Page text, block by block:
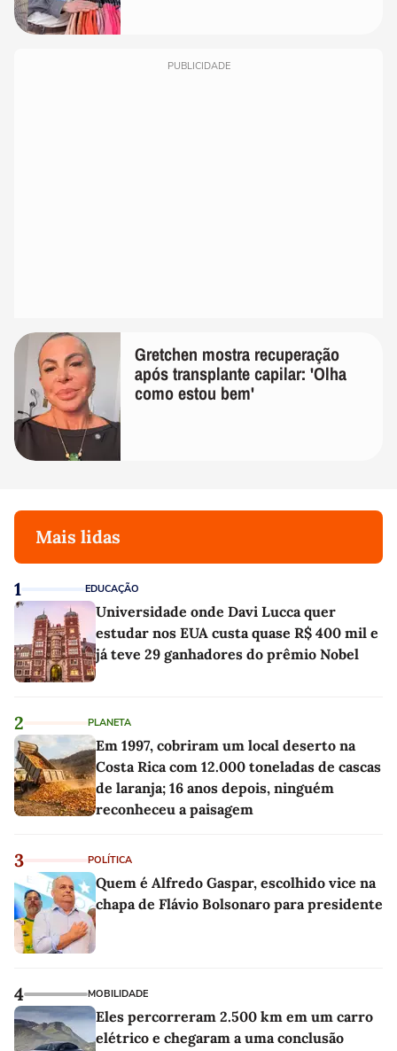
PUBLICIDADE
Gretchen mostra recuperação
após transplante capilar: 'Olha
como estou bem'
Mais lidas
1 EDUCAÇÃO
Universidade onde Davi Lucca quer
estudar nos EUA custa quase R$ 400 mil e
já teve 29 ganhadores do prêmio Nobel
2 PLANETA
Em 1997, cobriram um local deserto na
Costa Rica com 12.000 toneladas de cascas
de laranja; 16 anos depois, ninguém
reconheceu a paisagem
3 POLÍTICA
Quem é Alfredo Gaspar, escolhido vice na
chapa de Flávio Bolsonaro para presidente
4 MOBILIDADE
Eles percorreram 2.500 km em um carro
elétrico e chegaram a uma conclusão